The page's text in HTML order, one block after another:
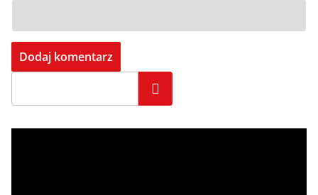
Szukaj